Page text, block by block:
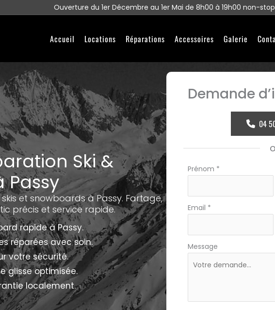
Ouverture du 1er Décembre au 1er Mai de 8h00 à 19h00 non-
Accueil Locations Réparations Accessoires Galerie
Ski &
Passy
et snowboards à Passy. Fartage,
précis et service rapide.
rapide à Passy.
réparées avec soin.
votre sécurité.
glisse optimisée.
localement.
Demande
04
Formulaire
avec
téléphone
Prénom *
Email *
Message